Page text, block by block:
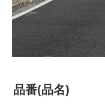
株式会社吾妻
品番(品名)